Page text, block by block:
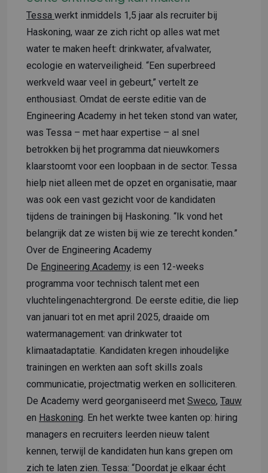
Tessa werkt inmiddels 1,5 jaar als recruiter bij
Haskoning, waar ze zich richt op alles wat met
water te maken heeft: drinkwater, afvalwater,
ecologie en waterveiligheid. “Een superbreed
werkveld waar veel in gebeurt,” vertelt ze
enthousiast. Omdat de eerste editie van de
Engineering Academy in het teken stond van water,
was Tessa – met haar expertise – al snel
betrokken bij het programma dat nieuwkomers
klaarstoomt voor een loopbaan in de sector. Tessa
hielp niet alleen met de opzet en organisatie, maar
was ook een vast gezicht voor de kandidaten
tijdens de trainingen bij Haskoning. “Ik vond het
belangrijk dat ze wisten bij wie ze terecht konden.”
Over de Engineering Academy
De Engineering Academy is een 12-weeks
programma voor technisch talent met een
vluchtelingenachtergrond. De eerste editie, die liep
van januari tot en met april 2025, draaide om
watermanagement: van drinkwater tot
klimaatadaptatie. Kandidaten kregen inhoudelijke
trainingen en werkten aan soft skills zoals
communicatie, projectmatig werken en solliciteren.
De Academy werd georganiseerd met Sweco, Tauw
en Haskoning . En het werkte twee kanten op: hiring
managers en recruiters leerden nieuw talent
kennen, terwijl de kandidaten hun kans grepen om
zich te laten zien. Tessa: “Doordat je elkaar écht